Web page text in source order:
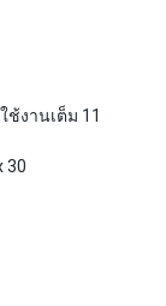
งานเต็ม 11
30